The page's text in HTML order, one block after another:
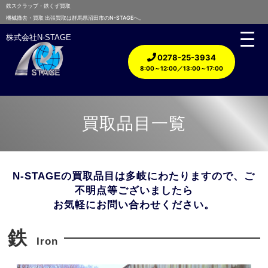
鉄スクラップ・鉄くず買取
機械撤去・買取 出張買取は群馬県沼田市のN-STAGEへ。
株式会社N-STAGE
0278-25-3934
8:00～12:00／13:00～17:00
買取品目一覧
N-STAGEの買取品目は多岐にわたりますので、ご
不明点等ございましたら
お気軽にお問い合わせください。
鉄 Iron